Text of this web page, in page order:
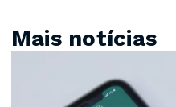
Mais notícias